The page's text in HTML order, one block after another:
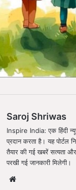
Saroj Shriwas
Inspire India: एक हिंदी
प्रदान करता है। यह पोर्टल
तैयार की गई खबरें सत्यता
परखी गई जानकारी मिलेगी।